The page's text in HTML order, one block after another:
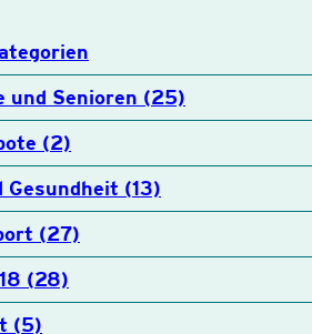
und Senioren (25)
(2)
Gesundheit (13)
(27)
(28)
(5)